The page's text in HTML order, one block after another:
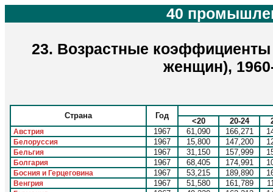
40
23. Возрастные
женщин),
Страна Год
<20 20-24
Австрия 1967 61,090 166,271
Белоруссия 1967 15,800 147,200
Бельгия 1967 31,150 157,999
Болгария 1967 68,405 174,991
Босния и Герцеговина 1967 53,215 189,890
Венгрия 1967 51,580 161,789